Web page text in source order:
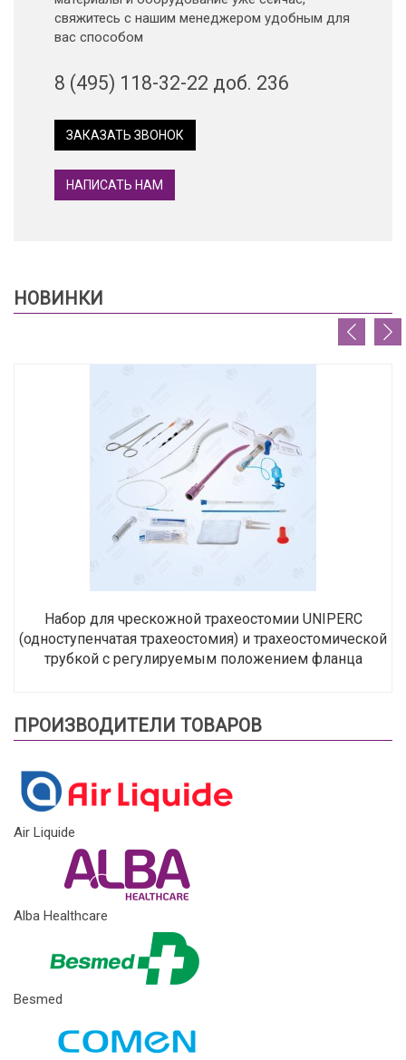
свяжитесь с нашим менеджером удобным для
вас способом
8 (495) 118-32-22 доб. 236
ЗАКАЗАТЬ ЗВОНОК
НАПИСАТЬ НАМ
НОВИНКИ
Набор для чрескожной трахеостомии UNIPERC
(одноступенчатая трахеостомия) и трахеостомической
трубкой с регулируемым положением фланца
ПРОИЗВОДИТЕЛИ ТОВАРОВ
Air Liquide
Alba Healthcare
Besmed